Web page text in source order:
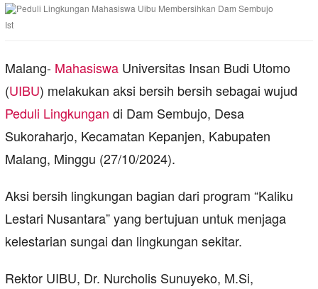
Ist
Malang- Mahasiswa Universitas Insan Budi Utomo
(UIBU) melakukan aksi bersih bersih sebagai wujud
Peduli Lingkungan di Dam Sembujo, Desa
Sukoraharjo, Kecamatan Kepanjen, Kabupaten
Malang, Minggu (27/10/2024).
Aksi bersih lingkungan bagian dari program “Kaliku
Lestari Nusantara” yang bertujuan untuk menjaga
kelestarian sungai dan lingkungan sekitar.
Rektor UIBU, Dr. Nurcholis Sunuyeko, M.Si,